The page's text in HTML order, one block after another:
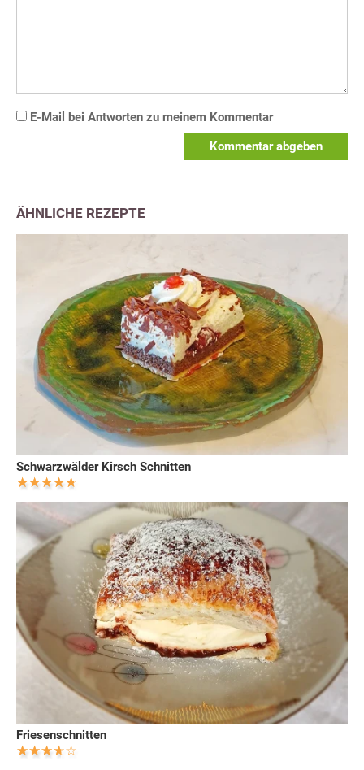
E-Mail bei Antworten zu meinem Kommentar
Kommentar abgeben
ÄHNLICHE REZEPTE
Schwarzwälder Kirsch Schnitten
Friesenschnitten